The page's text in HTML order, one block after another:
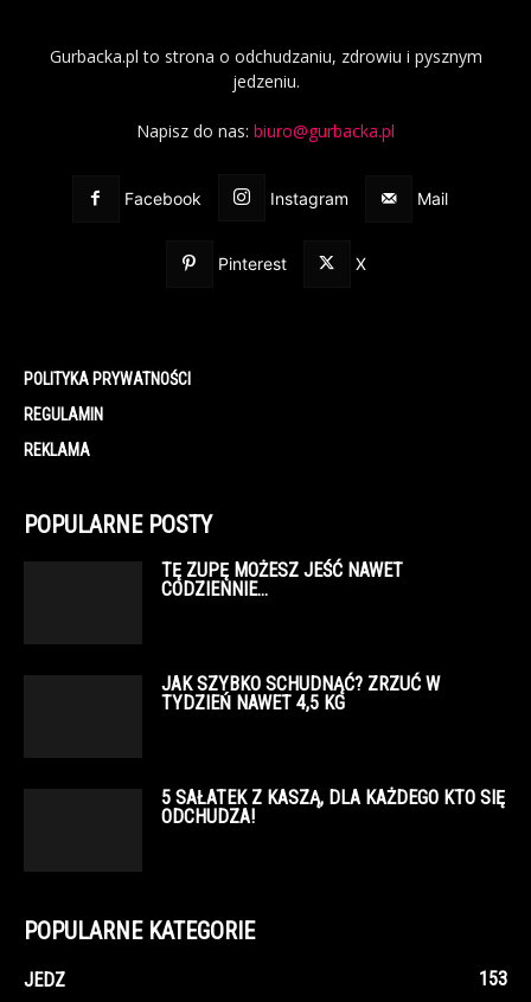
Gurbacka.pl to strona o odchudzaniu, zdrowiu i pysznym
jedzeniu.
Napisz do nas: biuro@gurbacka.pl
Facebook Instagram Mail
Pinterest X
POLITYKA PRYWATNOŚCI
REGULAMIN
REKLAMA
POPULARNE POSTY
TĘ ZUPĘ MOŻESZ JEŚĆ NAWET
CODZIENNIE…
JAK SZYBKO SCHUDNĄĆ? ZRZUĆ W
TYDZIEŃ NAWET 4,5 KG
5 SAŁATEK Z KASZĄ, DLA KAŻDEGO KTO SIĘ
ODCHUDZA!
POPULARNE KATEGORIE
JEDZ 153